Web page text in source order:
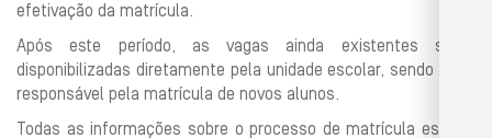
efetivação da matrícula.
Após este período, as vagas ainda existentes serão
disponibilizadas diretamente pela unidade escolar, sendo ela a
responsável pela matrícula de novos alunos.
Todas as informações sobre o processo de matrícula escolar